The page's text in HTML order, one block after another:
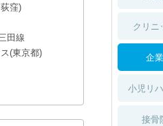
窪)
田線
(東京都)
クリニ
企業
小児リ
接骨